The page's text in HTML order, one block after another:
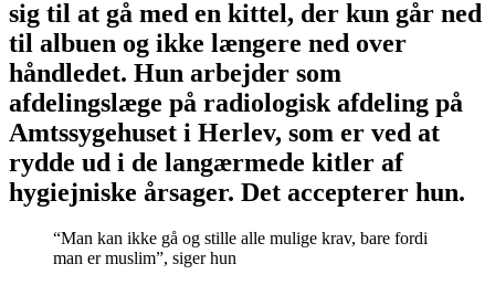
sig til at gå med en kittel, der kun går ned
til albuen og ikke længere ned over
håndledet. Hun arbejder som
afdelingslæge på radiologisk afdeling på
Amtssygehuset i Herlev, som er ved at
rydde ud i de langærmede kitler af
hygiejniske årsager. Det accepterer hun.
“Man kan ikke gå og stille alle mulige krav, bare fordi
man er muslim”, siger hun